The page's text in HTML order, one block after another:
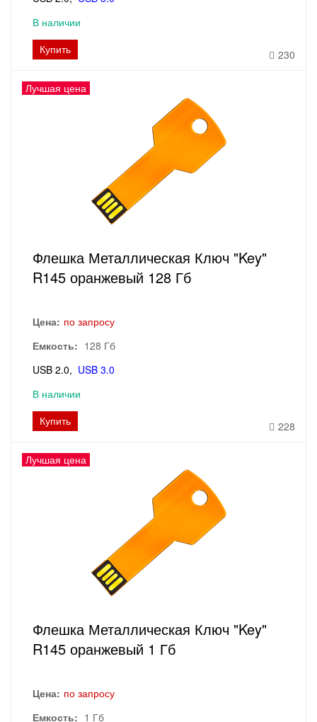
В наличии
Купить
230
Лучшая цена
Флешка Металлическая Ключ "Key"
R145 оранжевый 128 Гб
Цена: по запросу
Емкость: 128 Гб
USB 2.0
USB 3.0
В наличии
Купить
228
Лучшая цена
Флешка Металлическая Ключ "Key"
R145 оранжевый 1 Гб
Цена: по запросу
Емкость: 1 Гб